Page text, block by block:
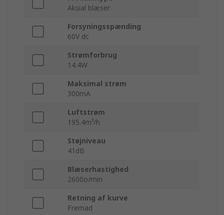
Aksial blæser
Forsyningsspænding
60V dc
Strømforbrug
14.4W
Maksimal strøm
300mA
Luftstrøm
195.4m³/h
Støjniveau
41dB
Blæserhastighed
2600o/min
Retning af kurve
Fremad